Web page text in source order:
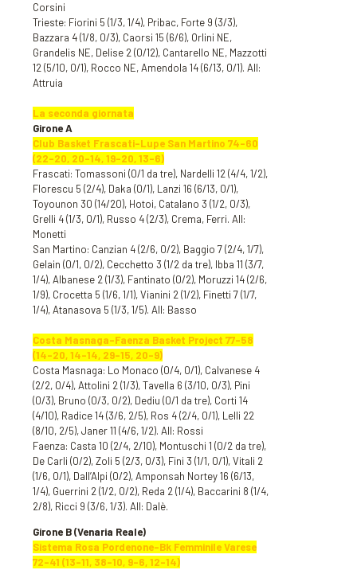
Corsini
Trieste: Fiorini 5 (1/3, 1/4), Pribac, Forte 9 (3/3),
Bazzara 4 (1/8, 0/3), Caorsi 15 (6/6), Orlini NE,
Grandelis NE, Delise 2 (0/12), Cantarello NE, Mazzotti
12 (5/10, 0/1), Rocco NE, Amendola 14 (6/13, 0/1). All:
Attruia
La seconda giornata
Girone A
Club Basket Frascati-Lupe San Martino 74-60
(22-20, 20-14, 19-20, 13-6)
Frascati: Tomassoni (0/1 da tre), Nardelli 12 (4/4, 1/2),
Florescu 5 (2/4), Daka (0/1), Lanzi 16 (6/13, 0/1),
Toyounon 30 (14/20), Hotoi, Catalano 3 (1/2, 0/3),
Grelli 4 (1/3, 0/1), Russo 4 (2/3), Crema, Ferri. All:
Monetti
San Martino: Canzian 4 (2/6, 0/2), Baggio 7 (2/4, 1/7),
Gelain (0/1, 0/2), Cecchetto 3 (1/2 da tre), Ibba 11 (3/7,
1/4), Albanese 2 (1/3), Fantinato (0/2), Moruzzi 14 (2/6,
1/9), Crocetta 5 (1/6, 1/1), Vianini 2 (1/2), Finetti 7 (1/7,
1/4), Atanasova 5 (1/3, 1/5). All: Basso
Costa Masnaga-Faenza Basket Project 77-58
(14-20, 14-14, 29-15, 20-9)
Costa Masnaga: Lo Monaco (0/4, 0/1), Calvanese 4
(2/2, 0/4), Attolini 2 (1/3), Tavella 6 (3/10, 0/3), Pini
(0/3), Bruno (0/3, 0/2), Dediu (0/1 da tre), Corti 14
(4/10), Radice 14 (3/6, 2/5), Ros 4 (2/4, 0/1), Lelli 22
(8/10, 2/5), Janer 11 (4/6, 1/2). All: Rossi
Faenza: Casta 10 (2/4, 2/10), Montuschi 1 (0/2 da tre),
De Carli (0/2), Zoli 5 (2/3, 0/3), Fini 3 (1/1, 0/1), Vitali 2
(1/6, 0/1), Dall’Alpi (0/2), Amponsah Nortey 16 (6/13,
1/4), Guerrini 2 (1/2, 0/2), Reda 2 (1/4), Baccarini 8 (1/4,
2/8), Ricci 9 (3/6, 1/3). All: Dalè.
Girone B (Venaria Reale)
Sistema Rosa Pordenone-Bk Femminile Varese
72-41 (13-11, 38-10, 9-6, 12-14)